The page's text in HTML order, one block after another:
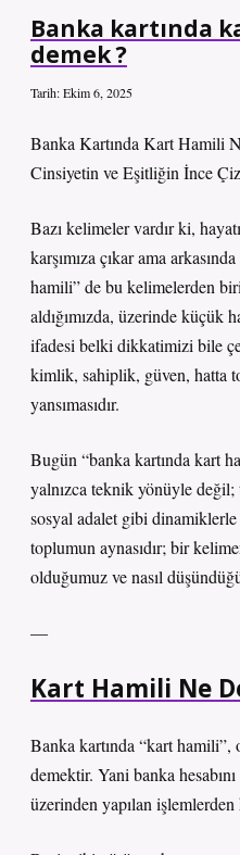
Banka kartında
demek ?
Tarih: Ekim 6, 2025
Banka Kartında Kart Hamili
Cinsiyetin ve Eşitliğin İnce
Bazı kelimeler vardır ki,
karşımıza çıkar ama
hamili” de bu kelimelerden
aldığımızda, üzerinde
ifadesi belki dikkatimizi bile
kimlik, sahiplik, güven, hatta
yansımasıdır.
Bugün “banka kartında kart
yalnızca teknik yönüyle
sosyal adalet gibi
toplumun aynasıdır; bir
olduğumuz ve nasıl
—
Kart Hamili Ne
Banka kartında “kart hamili”,
demektir. Yani banka
üzerinden yapılan